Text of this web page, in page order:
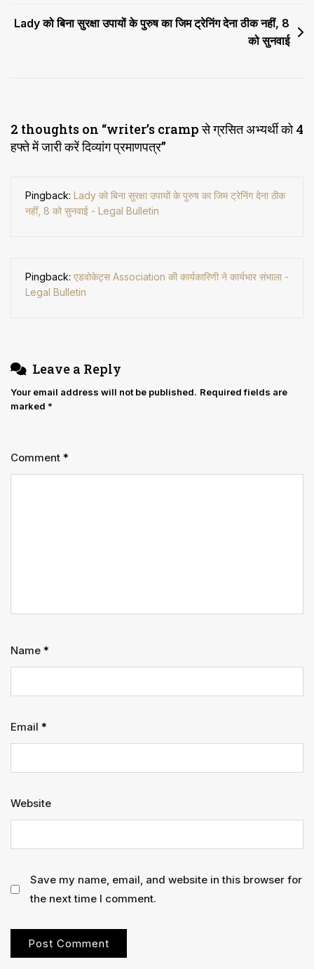
Lady को बिना सुरक्षा उपायों के पुरुष का जिम ट्रेनिंग देना ठीक नहीं, 8
को सुनवाई
2 thoughts on “writer’s cramp से ग्रसित अभ्यर्थी को 4
हफ्ते में जारी करें दिव्यांग प्रमाणपत्र”
Pingback: Lady को बिना सुरक्षा उपायों के पुरुष का जिम ट्रेनिंग देना ठीक
नहीं, 8 को सुनवाई - Legal Bulletin
Pingback: एडवोकेट्स Association की कार्यकारिणी ने कार्यभार संभाला -
Legal Bulletin
Leave a Reply
Your email address will not be published. Required fields are
marked *
Comment *
Name *
Email *
Website
Save my name, email, and website in this browser for
the next time I comment.